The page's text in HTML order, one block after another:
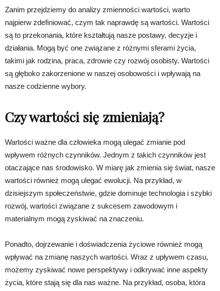
Zanim przejdziemy do analizy zmienności wartości, warto
najpierw zdefiniować, czym tak naprawdę są wartości. Wartości
są to przekonania, które kształtują nasze postawy, decyzje i
działania. Mogą być one związane z różnymi sferami życia,
takimi jak rodzina, praca, zdrowie czy rozwój osobisty. Wartości
są głęboko zakorzenione w naszej osobowości i wpływają na
nasze codzienne wybory.
Czy wartości się zmieniają?
Wartości ważne dla człowieka mogą ulegać zmianie pod
wpływem różnych czynników. Jednym z takich czynników jest
otaczające nas środowisko. W miarę jak zmienia się świat, nasze
wartości również mogą ulegać ewolucji. Na przykład, w
dzisiejszym społeczeństwie, gdzie dominuje technologia i szybki
rozwój, wartości związane z sukcesem zawodowym i
materialnym mogą zyskiwać na znaczeniu.
Ponadto, dojrzewanie i doświadczenia życiowe również mogą
wpływać na zmianę naszych wartości. Wraz z upływem czasu,
możemy zyskiwać nowe perspektywy i odkrywać inne aspekty
życia, które stają się dla nas ważne. Na przykład, osoba, która